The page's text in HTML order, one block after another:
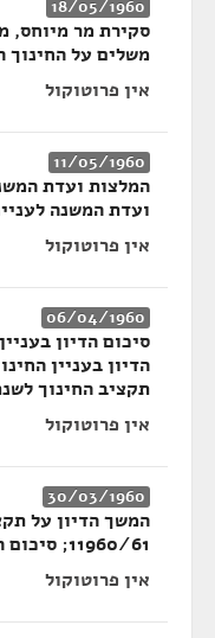
18/05/1960
סקירת מר מיוחס,
משלים על החינוך
אין פרוטוקול
11/05/1960
המלצות ועדת
ועדת המשנה
אין פרוטוקול
06/04/1960
סיכום הדיון
הדיון בעניין
תקציב החינוך לשנת 1960/
אין פרוטוקול
30/03/1960
המשך הדיון על
11960/61; סיכום הדיון בעניין החינוך בירושלים
אין פרוטוקול